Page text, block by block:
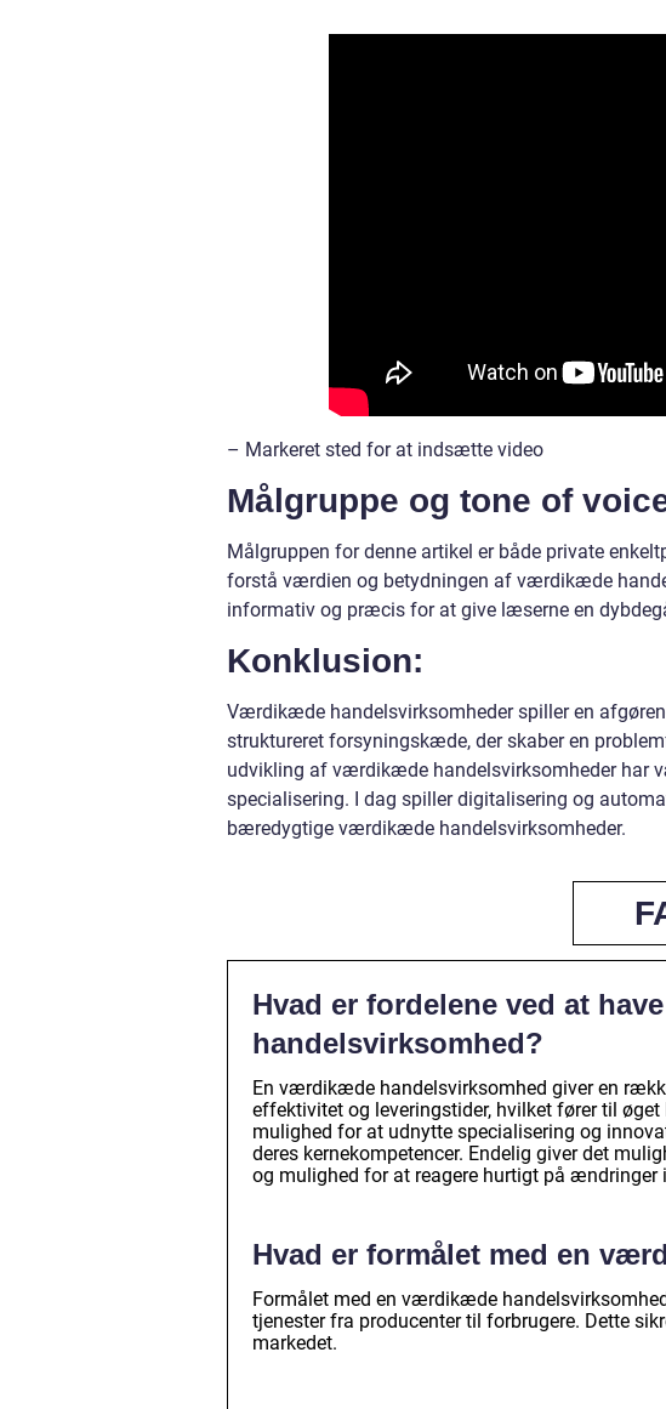
– Markeret sted for at indsætte video
Målgruppe og tone of
Målgruppen for denne artikel er både private
forstå værdien og betydningen af værdikæde
informativ og præcis for at give læserne en
Konklusion:
Værdikæde handelsvirksomheder spiller en
struktureret forsyningskæde, der skaber en
udvikling af værdikæde handelsvirksomheder har
specialisering. I dag spiller digitalisering og
bæredygtige værdikæde handelsvirksomheder.
Hvad er fordelene ved at
handelsvirksomhed?
En værdikæde handelsvirksomhed giver en
effektivitet og leveringstider, hvilket fører til
mulighed for at udnytte specialisering og
deres kernekompetencer. Endelig giver det
og mulighed for at reagere hurtigt på ændringer
Hvad er formålet med en
Formålet med en værdikæde
tjenester fra producenter til forbrugere. Dette
markedet.